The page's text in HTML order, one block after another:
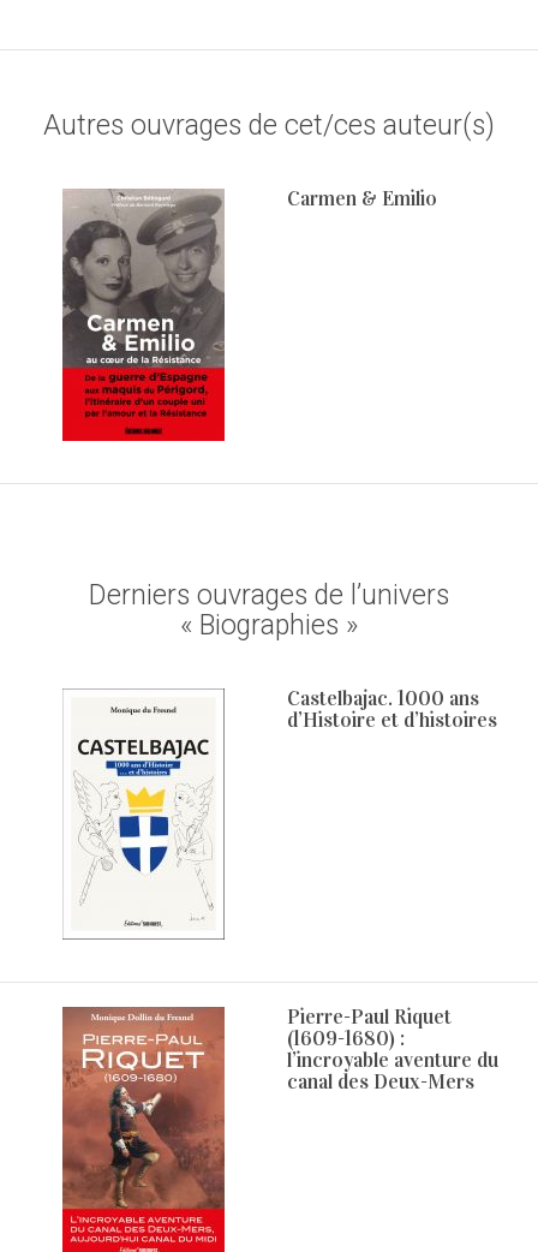
Autres ouvrages de cet/ces auteur(s)
Carmen & Emilio
Derniers ouvrages de l’univers
« Biographies »
Castelbajac. 1000 ans
d’Histoire et d’histoires
Pierre-Paul Riquet
(1609-1680) :
l’incroyable aventure du
canal des Deux-Mers